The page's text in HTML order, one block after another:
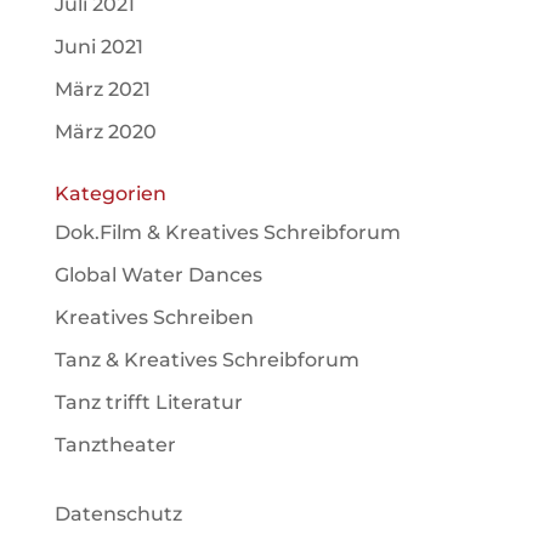
Juni 2021
März 2021
März 2020
Kategorien
Dok.Film & Kreatives Schreibforum
Global Water Dances
Kreatives Schreiben
Tanz & Kreatives Schreibforum
Tanz trifft Literatur
Tanztheater
Datenschutz